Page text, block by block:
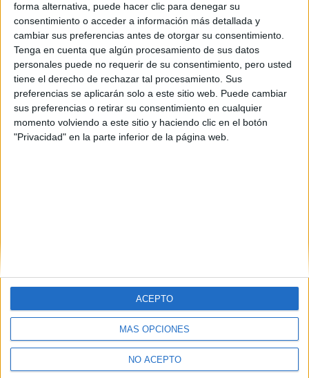
forma alternativa, puede hacer clic para denegar su
consentimiento o acceder a información más detallada y
cambiar sus preferencias antes de otorgar su consentimiento.
Tenga en cuenta que algún procesamiento de sus datos
personales puede no requerir de su consentimiento, pero usted
tiene el derecho de rechazar tal procesamiento. Sus
preferencias se aplicarán solo a este sitio web. Puede cambiar
sus preferencias o retirar su consentimiento en cualquier
momento volviendo a este sitio y haciendo clic en el botón
"Privacidad" en la parte inferior de la página web.
MÁS OPCIONES
NO ACEPTO
ACEPTO
Actualización de notas para
la preincripción
wiki 25/06/2013
Buenos días.
Estoy en proceso de hacer la preincripción para un grado, y mi
idea es solicitar plaza en dos comunidades diferentes (Cantabria
y Asturias). Según tengo entendido, tengo que hacer dos
Quiénes somos|Contactar|Anúnciate
Aviso legal
Politica de privacidad|Condiciones generales
Política
de cookies